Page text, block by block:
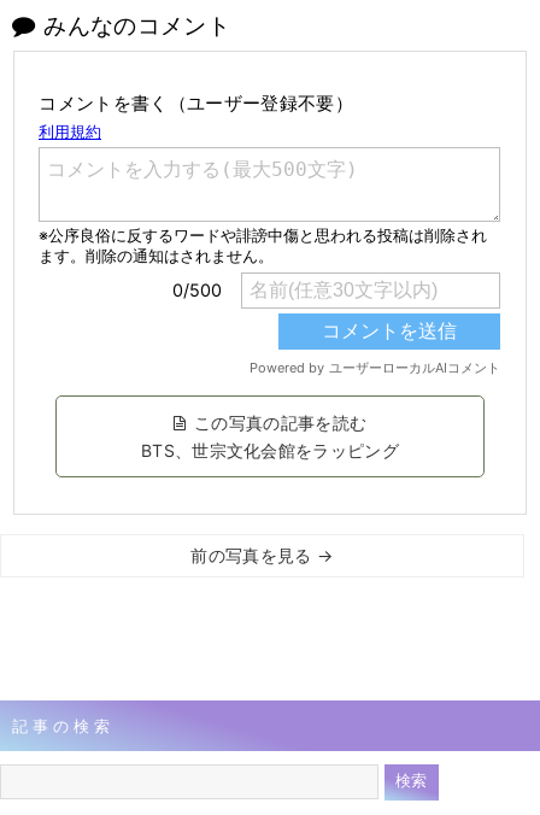
みんなのコメント
コメントを書く（ユーザー登録不要）
この写真の記事を読む
BTS、世宗文化会館をラッピング
前の写真を見る →
記事の検索